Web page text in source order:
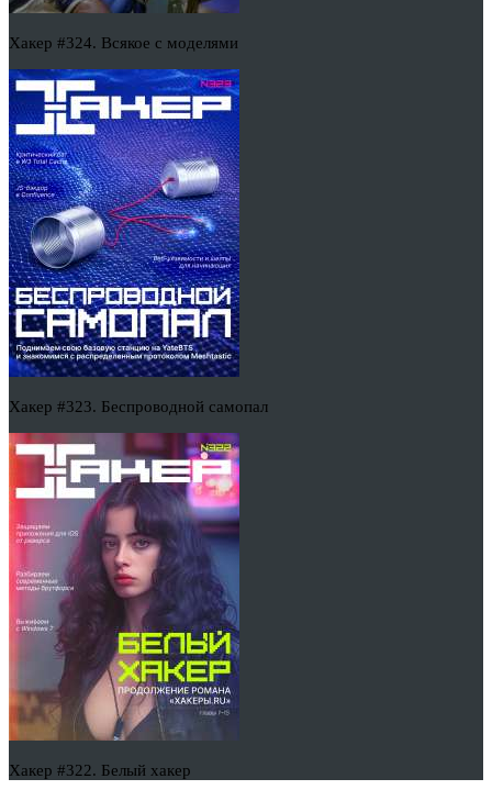
Хакер #324. Всякое с моделями
Хакер #323. Беспроводной самопал
Хакер #322. Белый хакер